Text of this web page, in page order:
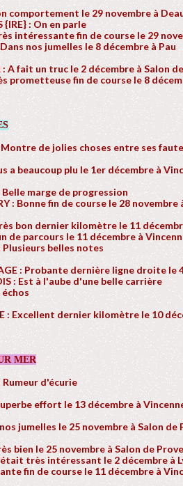
comportement le 29 novembre à
{IRE} : On en parle
intéressante fin de course le 29
Dans nos jumelles le 8 décembre à Pau
: A fait un truc le 2 décembre à Salon
prometteuse fin de course le 8
Montre de jolies choses entre ses
a beaucoup plu le 1er décembre à
Belle marge de progression
: Bonne fin de course le 28 novembre
bon dernier kilomètre le 11
de parcours le 11 décembre à
Plusieurs belles notes
: Probante dernière ligne droite le
: Est à l'aube d'une belle carrière
échos
: Excellent dernier kilomètre le 10
MER
Rumeur d'écurie
effort le 13 décembre à
jumelles le 25 novembre à Salon de
bien le 25 novembre à Salon de
très intéressant le 2 décembre à
fin de course le 11 décembre à